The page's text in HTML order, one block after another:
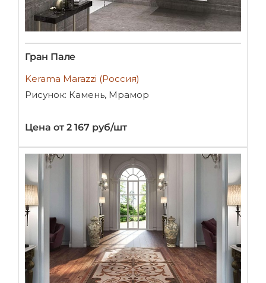
Гран Пале
Kerama Marazzi (Россия)
Рисунок: Камень, Мрамор
Цена от 2 167 руб/шт